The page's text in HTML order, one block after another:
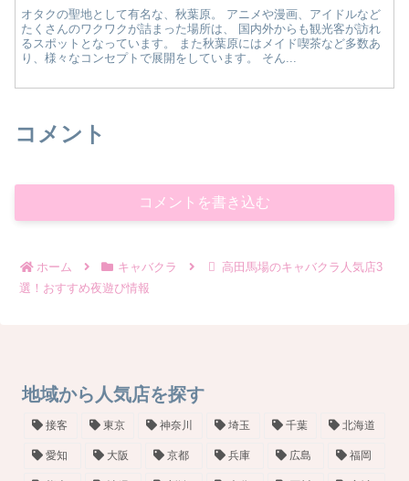
オタクの聖地として有名な、秋葉原。 アニメや漫画、アイドルなど
たくさんのワクワクが詰まった場所は、 国内外からも観光客が訪れ
るスポットとなっています。 また秋葉原にはメイド喫茶など多数あ
り、様々なコンセプトで展開をしています。 そん...
コメント
コメントを書き込む
ホーム キャバクラ
高田馬場のキャバクラ人気店3
選！おすすめ夜遊び情報
地域から人気店を探す
接客 東京 神奈川 埼玉 千葉 北海道
愛知 大阪 京都 兵庫 広島 福岡